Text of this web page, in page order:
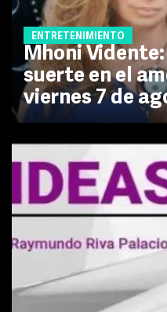
ENTRETENIMIENTO
Mhoni
suerte en el
viernes 7 de